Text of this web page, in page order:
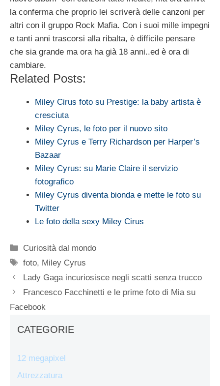
la conferma che proprio lei scriverà delle canzoni per
altri con il gruppo Rock Mafia. Con i suoi mille impegni
e tanti anni trascorsi alla ribalta, è difficile pensare
che sia grande ma ora ha già 18 anni..ed è ora di
cambiare.
Related Posts:
Miley Cirus foto su Prestige: la baby artista è
cresciuta
Miley Cyrus, le foto per il nuovo sito
Miley Cyrus e Terry Richardson per Harper’s
Bazaar
Miley Cyrus: su Marie Claire il servizio
fotografico
Miley Cyrus diventa bionda e mette le foto su
Twitter
Le foto della sexy Miley Cirus
Categorie
Curiosità dal mondo
Tag
foto, Miley Cyrus
Lady Gaga incuriosisce negli scatti senza trucco
Francesco Facchinetti e le prime foto di Mia su
Facebook
CATEGORIE
12 megapixel
Attrezzatura